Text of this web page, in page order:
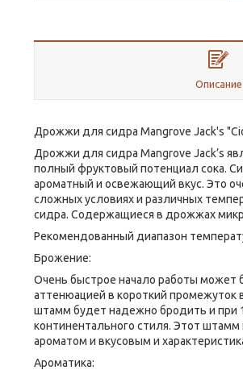
Описание
Дрожжи для сидра Mangrove Jack's
Дрожжи для сидра Mangrove Jack’s
полный фруктовый потенциал сока.
ароматный и освежающий вкус. Это
сложных условиях и различных
сидра. Содержащиеся в дрожжах
Рекомендованный диапазон
Брожение:
Очень быстрое начало работы может
аттенюацией в короткий
штамм будет надежно бродить и при
континентального стиля. Этот
ароматом и вкусовым и
Ароматика: